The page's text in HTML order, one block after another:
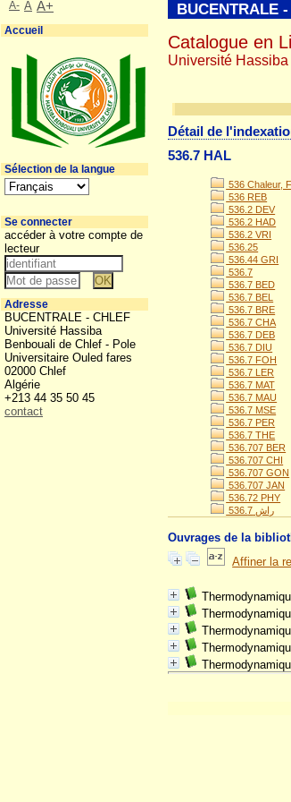
Détail de
536.7 HAL
536 Chaleur,
536 REB
536.2 DEV
536.2 HAD
536.2 VRI
536.25
536.44 GRI
536.7
536.7 BED
536.7 BEL
536.7 BRE
536.7 CHA
536.7 DEB
536.7 DIU
536.7 FOH
536.7 LER
536.7 MAT
536.7 MAU
536.7 MSE
536.7 PER
536.7 THE
536.707 BER
536.707 CHI
536.707 GON
536.707 JAN
536.72 PHY
536.راش 7
Ouvrages de la
Affiner la
BUCENTRALE
Catalogue en
Université
A- A A+
Accueil
Sélection de la langue
Se connecter
accéder à votre compte de
lecteur
Adresse
BUCENTRALE - CHLEF
Université Hassiba
Benbouali de Chlef - Pole
Universitaire Ouled fares
02000 Chlef
Algérie
+213 44 35 50 45
contact